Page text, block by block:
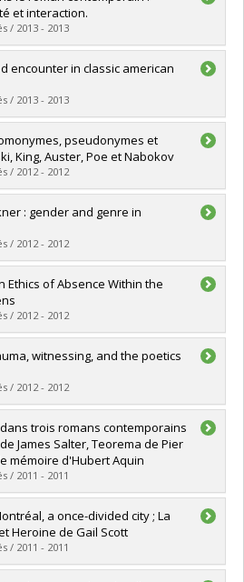
Papyrus
et interaction.
/ 2013 - 2013
Mathilde
Papyrus
encounter in classic american
/ 2013 - 2013
Papyrus
pseudonymes et
King, Auster, Poe et Nabokov
/ 2012 - 2012
Papyrus
: gender and genre in
/ 2012 - 2012
Papyrus
Ethics of Absence Within the
/ 2012 - 2012
Elisabeth
Papyrus
witnessing, and the poetics
/ 2012 - 2012
Papyrus
trois romans contemporains
James Salter, Teorema de Pier
mémoire d'Hubert Aquin
/ 2011 - 2011
Papyrus
a once-divided city ; La
Heroine de Gail Scott
/ 2011 - 2011